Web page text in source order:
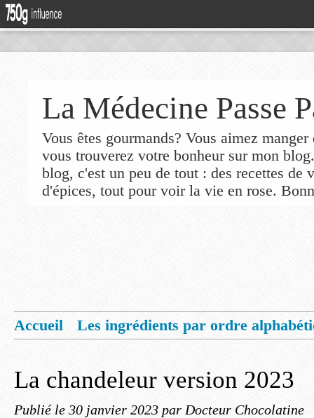
La Médecine Passe
Vous êtes gourmands? Vous aimez
vous trouverez votre bonheur sur mon
blog, c'est un peu de tout : des recettes de
d'épices, tout pour voir la vie en rose.
Accueil
Les ingrédients par ordre
La chandeleur version 2023
Publié le 30 janvier 2023 par Docteur Chocolatine